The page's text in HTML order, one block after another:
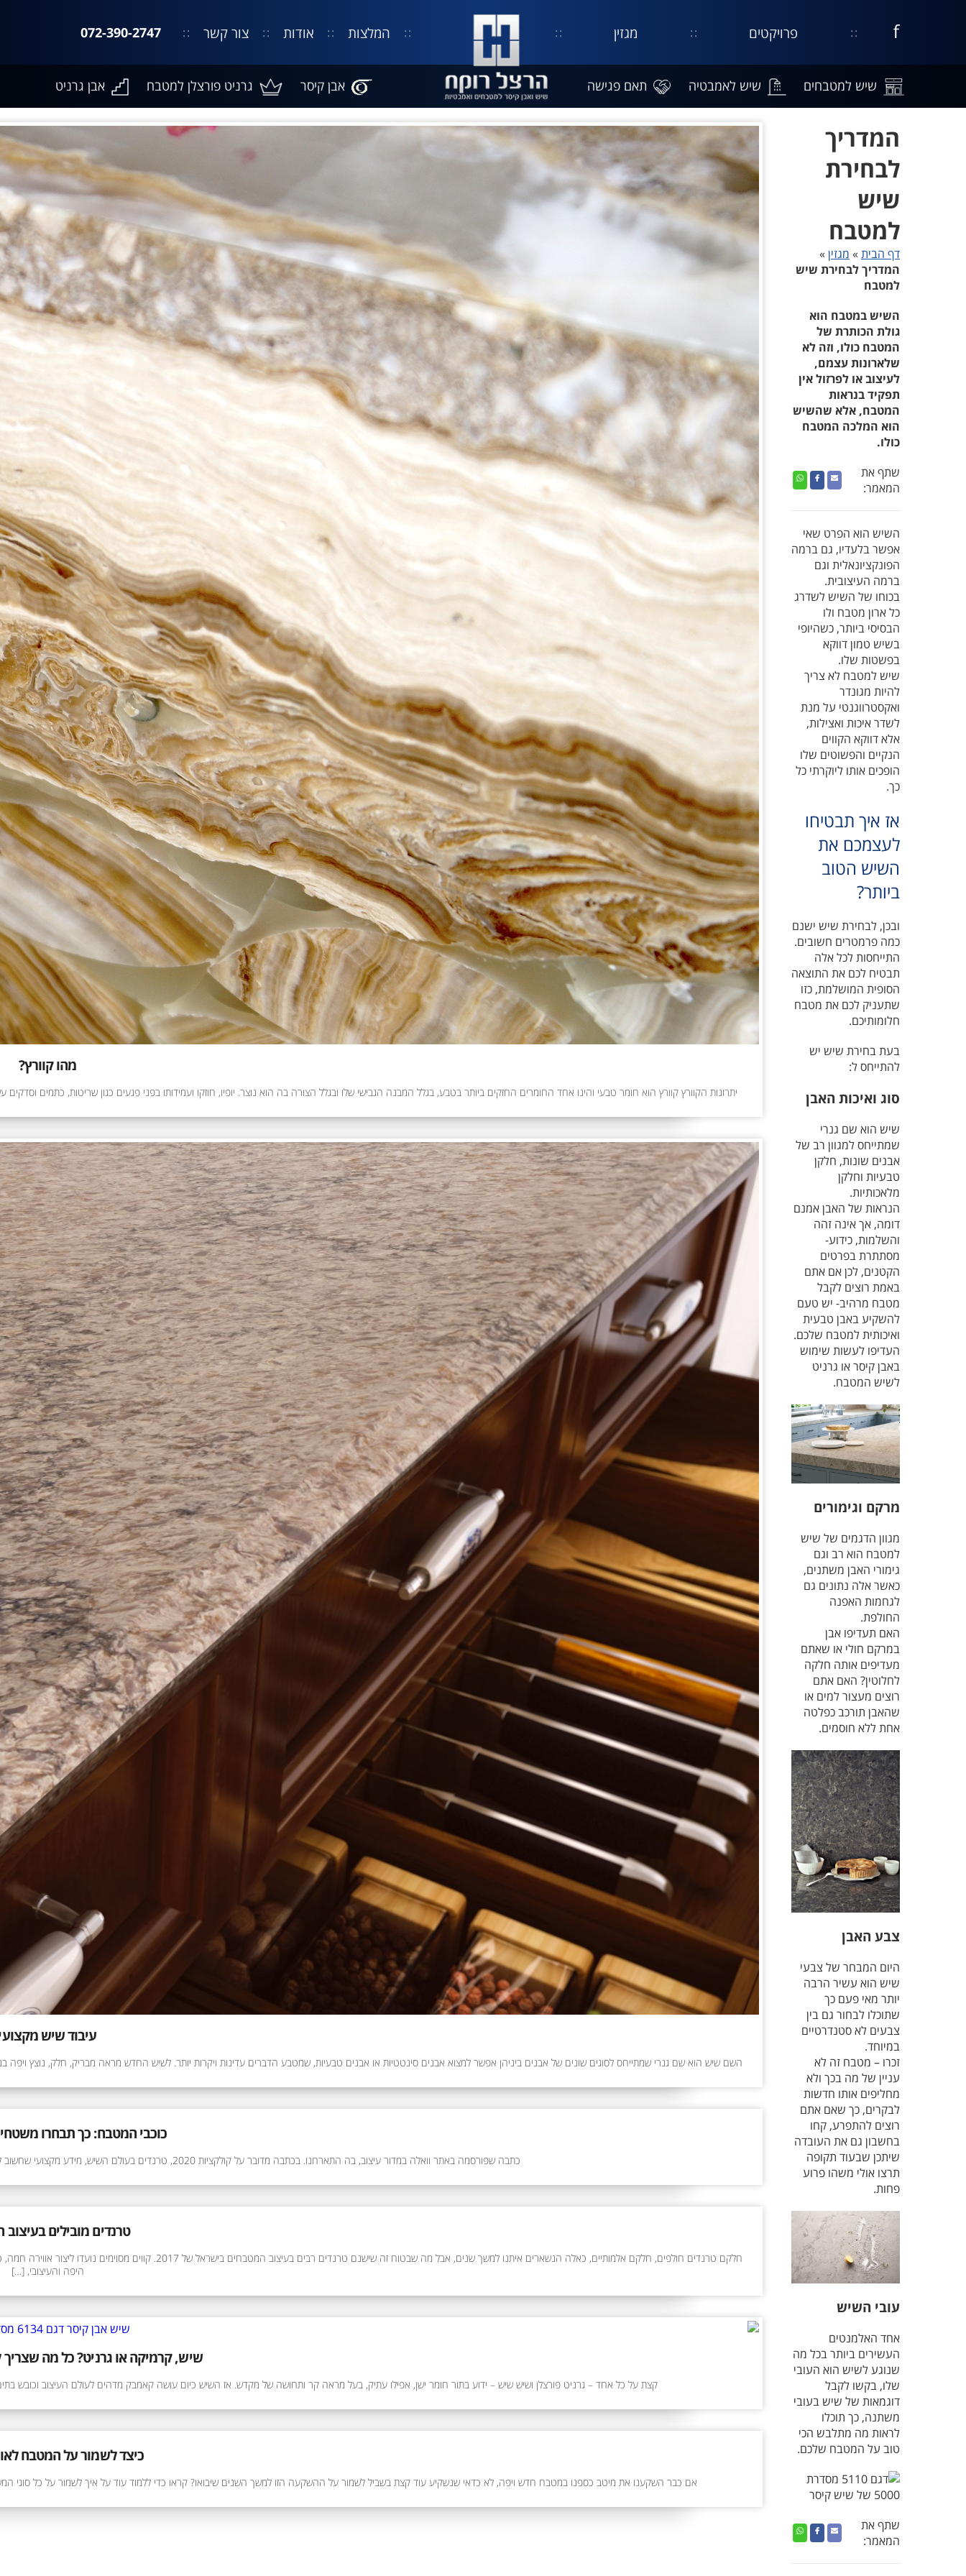
קישור
בחלון
חדש
בפייסבוק
פרויקטים מגזין
שיש למטבחים שיש לאמבטיה תאם פגישה
המלצות אודות צור קשר 072-390-2747
אבן קיסר גרניט פורצלן למטבח אבן גרניט
המדריך
לבחירת
שיש
למטבח
דף הבית » מגזין »
המדריך לבחירת שיש
למטבח
השיש במטבח הוא
גולת הכותרת של
המטבח כולו, וזה לא
שלארונות עצמם,
לעיצוב או לפרזול אין
תפקיד בנראות
המטבח, אלא שהשיש
הוא המלכה המטבח
כולו.
שתף את
המאמר:
קישור
בחלון
חדש
שתף
דואר
אלקטרוני
קישור
בחלון
חדש
שתף
פייסבוק
שתף
וואטסאפ,
נפתח
בחלון
השיש הוא הפרט שאי
אפשר בלעדיו, גם ברמה
הפונקציונאלית וגם
ברמה העיצובית.
בכוחו של השיש לשדרג
כל ארון מטבח ולו
הבסיסי ביותר, כשהיופי
בשיש טמון דווקא
בפשטות שלו.
שיש למטבח לא צריך
להיות מגונדר
ואקסטרווגנטי על מנת
לשדר איכות ואצילות,
אלא דווקא הקווים
הנקיים והפשוטים שלו
הופכים אותו ליוקרתי כל
כך.
אז איך תבטיחו
לעצמכם את
השיש הטוב
ביותר?
ובכן, לבחירת שיש ישנם
כמה פרמטרים חשובים.
התייחסות לכל אלה
תבטיח לכם את התוצאה
הסופית המושלמת, כזו
שתעניק לכם את מטבח
חלומותיכם.
בעת בחירת שיש יש
להתייחס ל:
סוג ואיכות האבן
שיש הוא שם גנרי
שמתייחס למגוון רב של
אבנים שונות, חלקן
טבעיות וחלקן
מלאכותיות.
הנראות של האבן אמנם
דומה, אך אינה זהה
והשלמות, כידוע-
מסתתרת בפרטים
הקטנים, לכן אם אתם
באמת רוצים לקבל
מטבח מרהיב- יש טעם
להשקיע באבן טבעית
ואיכותית למטבח שלכם.
העדיפו לעשות שימוש
באבן קיסר או גרניט
לשיש המטבח.
מרקם וגימורים
מגוון הדגמים של שיש
למטבח הוא רב וגם
גימורי האבן משתנים,
כאשר אלה נתונים גם
לגחמות האפנה
החולפת.
האם תעדיפו אבן
במרקם חולי או שאתם
מעדיפים אותה חלקה
לחלוטין? האם אתם
רוצים מעצור למים או
שהאבן תורכב כפלטה
אחת ללא חוסמים.
צבע האבן
היום המבחר של צבעי
שיש הוא עשיר הרבה
יותר מאי פעם כך
שתוכלו לבחור גם בין
צבעים לא סטנדרטיים
במיוחד.
זכרו – מטבח זה לא
עניין של מה בכך ולא
מחליפים אותו חדשות
לבקרים, כך שאם אתם
רוצים להתפרע, קחו
בחשבון גם את העובדה
שיתכן שבעוד תקופה
תרצו אולי משהו פרוע
פחות.
עובי השיש
אחד האלמנטים
העשירים ביותר בכל מה
שנוגע לשיש הוא העובי
שלו, בקשו לקבל
דוגמאות של שיש בעובי
משתנה, כך תוכלו
לראות מה מתלבש הכי
טוב על המטבח שלכם.
שתף את
המאמר:
קישור
בחלון
שתף
דואר
קישור
בחלון
שתף
פייסבוק
שתף
וואטסאפ,
מהו קוורץ?
יתרונות הקוורץ קוורץ הוא חומר טבעי והינו אחד החומרים החזקים ביותר בטבע, בגלל המבנה הגבישי שלו ובגלל הצורה בה הוא נוצר. יופיו, חוזקו ועמידותו בפני פגעים כגון שריטות, כתמים
עיבוד שיש
השם שיש הוא שם גנרי שמתייחס לסוגים שונים של אבנים ביניהן אפשר למצוא אבנים סינטטיות או אבנים טבעיות, שמטבע הדברים עדינות ויקרות יותר. לשיש החדש מראה מבריק, חלק, נוצץ
כוכבי המטבח: כך תבחרו
כתבה שפורסמה באתר וואלה במדור עיצוב, בה התארחנו. בכתבה מדובר על קולקציות 2020, טרנדים בעולם השיש, מידע מקצועי שחשוב לדעת, וכן ניתנים טיפים מנצחים להתאמה אידיאלית של השיש הרצוי למטבח שלכם. לכתבה המלאה באתר וואלה!
טרנדים מובילים
חלקם טרנדים חולפים, חלקם אלמותיים, כאלה הנשארים איתנו למשך
היפה והעיצובי, […]
שיש, קרמיקה או גרניט? כל מה שצריך
קצת על כל אחד – גרניט פורצלן ושיש שיש – ידוע בתור חומר ישן, אפילו עתיק, בעל מראה קר ותחושה של מקדש. אז השיש כיום עושה קאמבק מדהים לעולם העיצוב וכובש
כיצד לשמור על המטבח
אם כבר השקענו את מיטב כספנו במטבח חדש ויפה, לא כדאי שנשקיע עוד קצת בשביל לשמור על ההשקעה הזו למשך השנים שיבואו? קראו כדי ללמוד עוד על איך לשמור על כל